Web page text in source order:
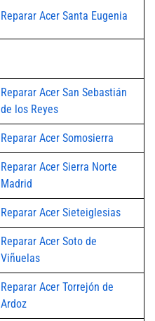
Reparar Acer Santa Eugenia
Reparar Acer San Sebastián
de los Reyes
Reparar Acer Somosierra
Reparar Acer Sierra Norte
Madrid
Reparar Acer Sieteiglesias
Reparar Acer Soto de
Viñuelas
Reparar Acer Torrejón de
Ardoz